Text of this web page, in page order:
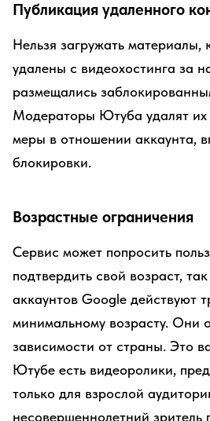
Публикация удаленного
Нельзя загружать
удалены с видеохостинга за
размещались
Модераторы Ютуба удалят их
меры в отношении аккаунта,
блокировки.
Возрастные ограничения
Сервис может попросить
подтвердить свой возраст,
аккаунтов Google действуют
минимальному возрасту. Они
зависимости от страны. Это
Ютубе есть видеоролики,
только для взрослой
несовершеннолетний зритель